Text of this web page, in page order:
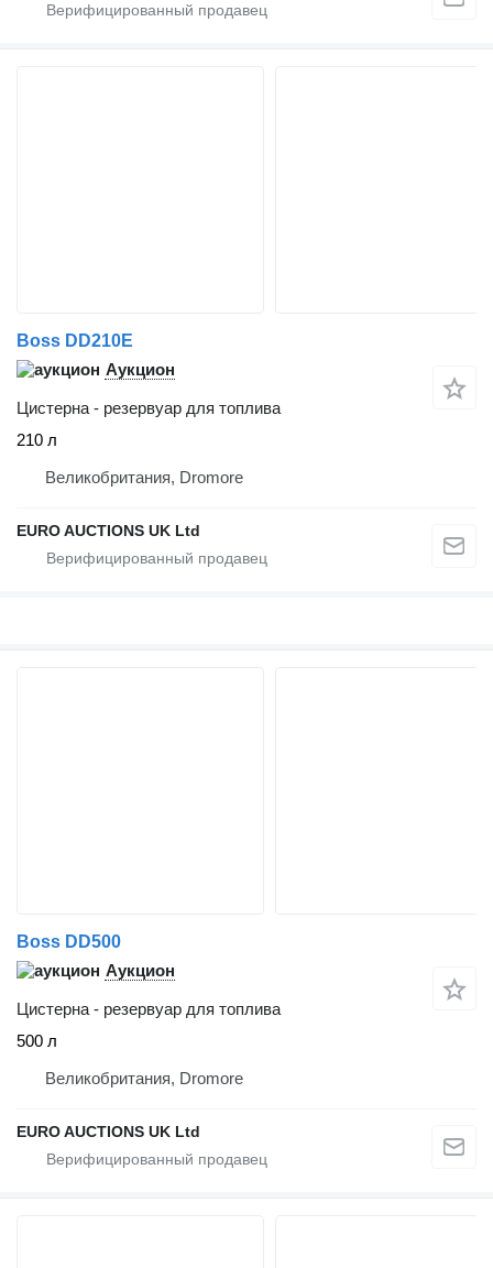
Boss DD210E
Аукцион
Цистерна - резервуар для топлива
210 л
Великобритания, Dromore
EURO AUCTIONS UK Ltd
Boss DD500
Аукцион
Цистерна - резервуар для топлива
500 л
Великобритания, Dromore
EURO AUCTIONS UK Ltd